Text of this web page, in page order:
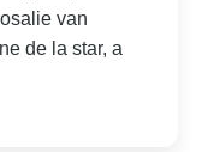
van
de la star, a